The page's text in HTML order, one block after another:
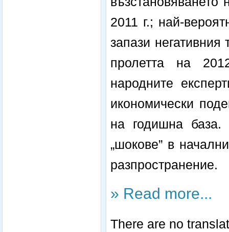
2011 г.; най-
запази
пролетта на
народните
икономически
на годишна база.
„шокове” в
разпространение.
» Read more...
There are no